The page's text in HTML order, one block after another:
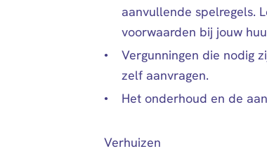
aanvullende spelregels.
voorwaarden bij jouw
Vergunningen die nodig
zelf aanvragen.
Het onderhoud en de
Verhuizen